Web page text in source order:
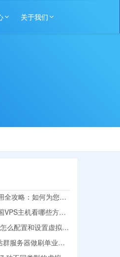
关于我们
全攻略：如何为您的
？
VPS主机看哪些方
么配置和设置虚拟机
群服务器做刷单业务